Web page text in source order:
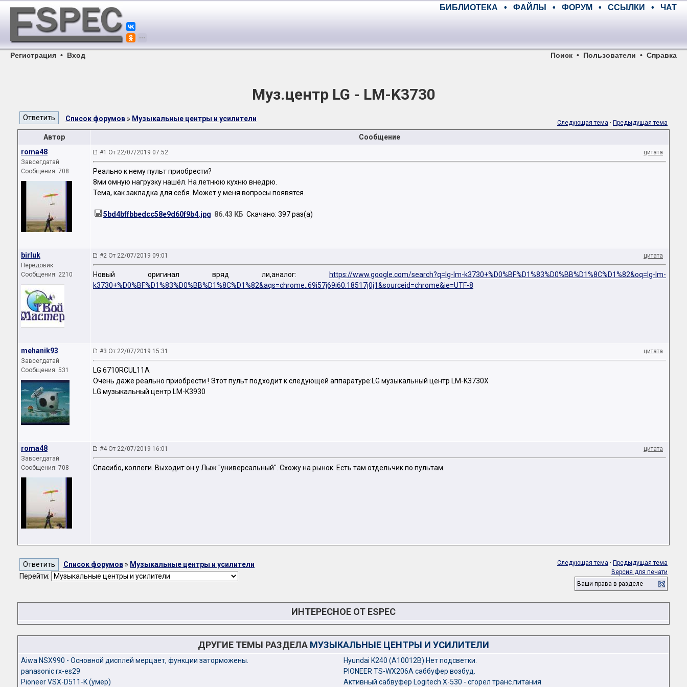
БИБЛИОТЕКА • ФАЙЛЫ • ФОРУМ • ССЫЛКИ • ЧАТ
Регистрация • Вход Поиск • Пользователи • Справка
Муз.центр LG - LM-K3730
Список форумов » Музыкальные центры и усилители Следующая тема · Предыдущая тема
Автор
Сообщение
roma48
Завсегдатай
Сообщения: 708
#1 От 22/07/2019 07:52 цитата
Реально к нему пульт приобрести?
8ми омную нагрузку нашёл. На летнюю кухню внедрю.
Тема, как закладка для себя. Может у меня вопросы появятся.
5bd4bffbbedcc58e9d60f9b4.jpg 86.43 КБ Скачано: 397 раз(а)
birluk
Передовик
Сообщения: 2210
#2 От 22/07/2019 09:01 цитата
Новый оригинал вряд ли,аналог:
https://www.google.com/search?q=lg-lm-k3730+%D0%BF%D1%83%D0%BB%D1%8C%D1%82&oq=lg-lm-
k3730+%D0%BF%D1%83%D0%BB%D1%8C%D1%82&aqs=chrome..69i57j69i60.18517j0j1&sourceid=chrome&ie=UTF-8
mehanik93
Завсегдатай
Сообщения: 531
#3 От 22/07/2019 15:31 цитата
LG 6710RCUL11A
Очень даже реально приобрести ! Этот пульт подходит к следующей аппаратуре:LG музыкальный центр LM-K3730X
LG музыкальный центр LM-K3930
roma48
Завсегдатай
Сообщения: 708
#4 От 22/07/2019 16:01 цитата
Спасибо, коллеги. Выходит он у Лыж "универсальный". Схожу на рынок. Есть там отдельчик по пультам.
Список форумов » Музыкальные центры и усилители
Перейти:
Следующая тема · Предыдущая тема
Версия для печати
Ваши права в разделе
ИНТЕРЕСНОЕ ОТ ESPEC
ДРУГИЕ ТЕМЫ РАЗДЕЛА МУЗЫКАЛЬНЫЕ ЦЕНТРЫ И УСИЛИТЕЛИ
Aiwa NSX990 - Основной дисплей мерцает, функции заторможены.
Hyundai K240 (A10012B) Нет подсветки.
panasonic rx-es29
PIONEER TS-WX206A саббуфер возбуд.
Pioneer VSX-D511-K (умер)
Активный сабвуфер Logitech X-530 - сгорел транс.питания